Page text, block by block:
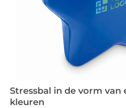
Stressbal in de vorm van
kleuren